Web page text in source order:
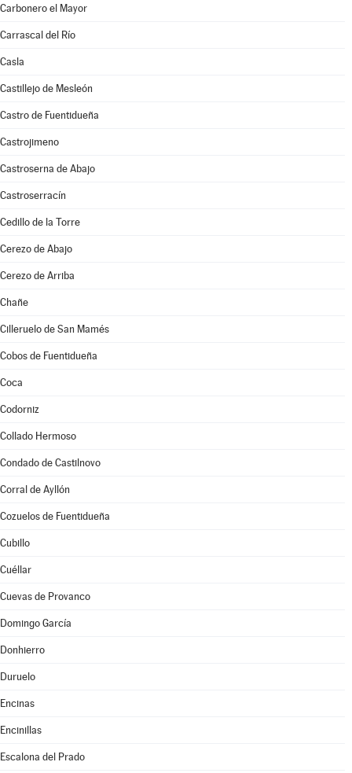
Carbonero el Mayor
Carrascal del Río
Casla
Castillejo de Mesleón
Castro de Fuentidueña
Castrojimeno
Castroserna de Abajo
Castroserracín
Cedillo de la Torre
Cerezo de Abajo
Cerezo de Arriba
Chañe
Cilleruelo de San Mamés
Cobos de Fuentidueña
Coca
Codorniz
Collado Hermoso
Condado de Castilnovo
Corral de Ayllón
Cozuelos de Fuentidueña
Cubillo
Cuéllar
Cuevas de Provanco
Domingo García
Donhierro
Duruelo
Encinas
Encinillas
Escalona del Prado